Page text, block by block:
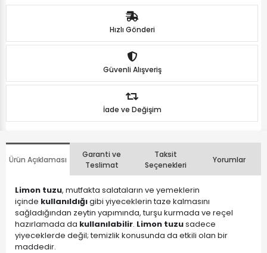
Hızlı Gönderi
Güvenli Alışveriş
İade ve Değişim
Ürün Açıklaması
Garanti ve
Teslimat
Taksit
Seçenekleri
Yorumlar
Limon tuzu, mutfakta salataların ve yemeklerin
içinde kullanıldığıgibi yiyeceklerin taze kalmasını
sağladığından zeytin yapımında, turşu kurmada ve reçel
hazırlamada da kullanılabilir. Limon tuzusadece
yiyeceklerde değil; temizlik konusunda da etkili olan bir
maddedir.